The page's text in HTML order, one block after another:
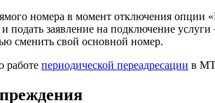
номера в момент отключения
заявление на подключение
сменить свой основной номер.
работе периодической переадресации в